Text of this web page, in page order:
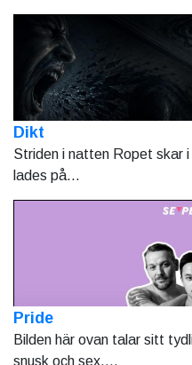
Dikt
Striden i natten Ropet skar
lades på...
Pride
Bilden här ovan talar sitt
snusk och sex....